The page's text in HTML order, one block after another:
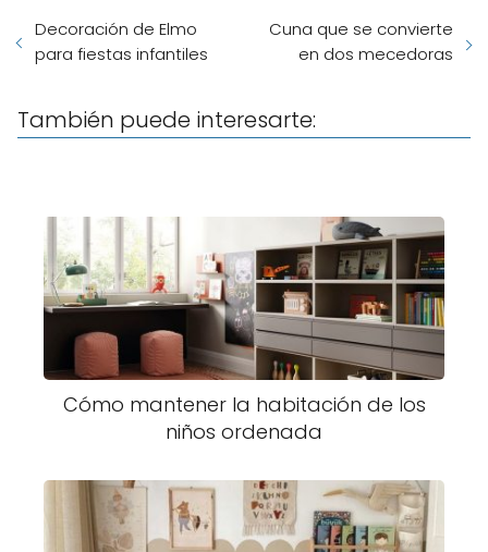
Decoración de Elmo
para fiestas infantiles
Cuna que se convierte
en dos mecedoras
También puede interesarte:
Cómo mantener la habitación de los
niños ordenada